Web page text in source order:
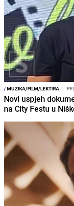
/MUZIKA/FILM/LEKTIRA I
Novi uspjeh
na City Festu u